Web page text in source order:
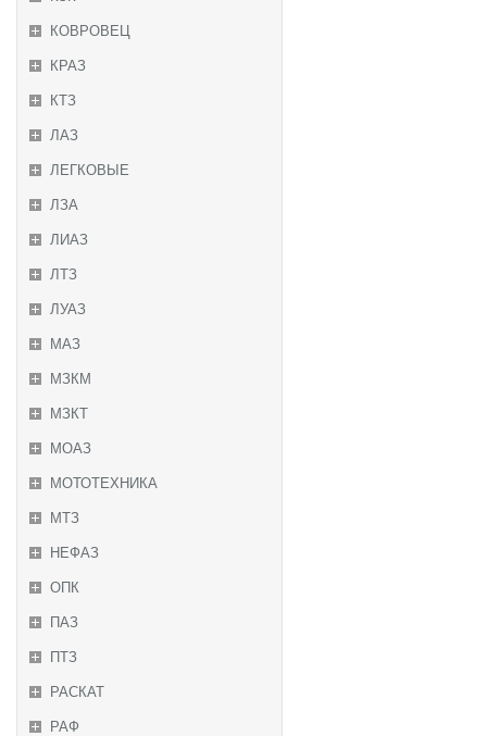
КОВРОВЕЦ
КРАЗ
КТЗ
ЛАЗ
ЛЕГКОВЫЕ
ЛЗА
ЛИАЗ
ЛТЗ
ЛУАЗ
МАЗ
МЗКМ
МЗКТ
МОАЗ
МОТОТЕХНИКА
МТЗ
НЕФАЗ
ОПК
ПАЗ
ПТЗ
РАСКАТ
РАФ